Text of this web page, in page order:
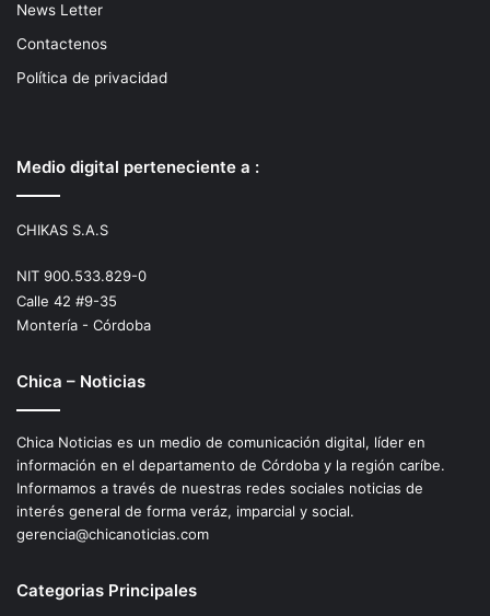
News Letter
Contactenos
Política de privacidad
Medio digital perteneciente a :
CHIKAS S.A.S
NIT 900.533.829-0
Calle 42 #9-35
Montería - Córdoba
Chica – Noticias
Chica Noticias es un medio de comunicación digital, líder en
información en el departamento de Córdoba y la región caríbe.
Informamos a través de nuestras redes sociales noticias de
interés general de forma veráz, imparcial y social.
gerencia@chicanoticias.com
Categorias Principales